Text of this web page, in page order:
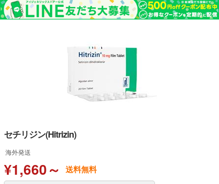
セチリジン(Hitrizin)
海外発送
¥1,660～ 送料無料